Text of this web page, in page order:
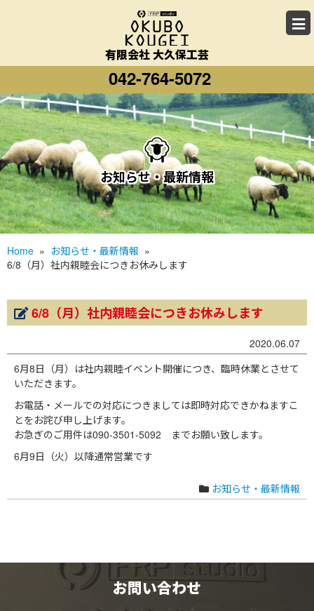
有限会社 大久保工芸
042-764-5072
お知らせ・最新情報
Home » お知らせ・最新情報 »
6/8（月）社内親睦会につきお休みします
6/8（月）社内親睦会につきお休みします
2020.06.07
6月8日（月）は社内親睦イベント開催につき、臨時休業とさせて
いただきます。
お電話・メールでの対応につきましては即時対応できかねますこ
とをお詫び申し上げます。
お急ぎのご用件は090-3501-5092 までお願い致します。
6月9日（火）以降通常営業です
お知らせ・最新情報
お問い合わせ